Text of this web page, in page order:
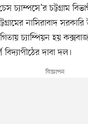
চ্যাম্পসে’র চট্টগ্রাম
নাসিরাবাদ
চ্যাম্পিয়ন হয়
দাবা দল।